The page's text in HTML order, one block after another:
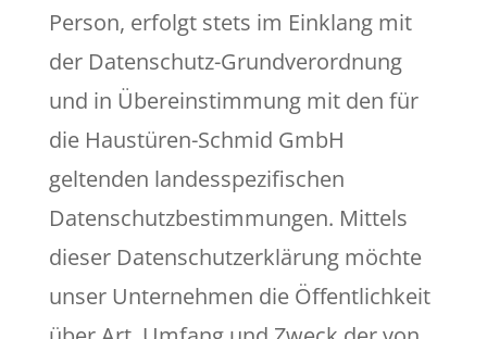
Person, erfolgt stets im Einklang mit
der Datenschutz-Grundverordnung
und in Übereinstimmung mit den für
die Haustüren-Schmid GmbH
geltenden landesspezifischen
Datenschutzbestimmungen. Mittels
dieser Datenschutzerklärung möchte
unser Unternehmen die Öffentlichkeit